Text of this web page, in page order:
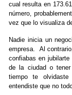
cual resulta en
número,
vez que lo visualiza
Nadie inicia un
empresa. Al
confiabas en
de la ciudad o
tiempo te
entendiste que no